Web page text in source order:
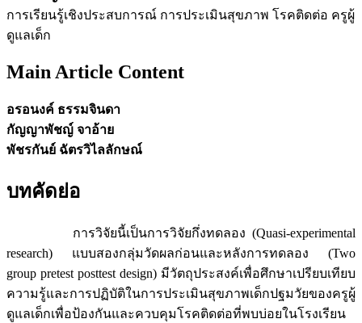
การเรียนรู้เชิงประสบการณ์ การประเมินสุขภาพ โรคติดต่อ ครูผู้
ดูแลเด็ก
Main Article Content
อรอนงค์ ธรรมจินดา
กัญญาพัชญ์ จาอ้าย
พัชรกันย์ ฉัตรวิไลลักษณ์
บทคัดย่อ
การวิจัยนี้เป็นการวิจัยกึ่งทดลอง (Quasi-experimental
research) แบบสองกลุ่มวัดผลก่อนและหลังการทดลอง (Two
group pretest posttest design) มีวัตถุประสงค์เพื่อศึกษาเปรียบเทียบ
ความรู้และการปฏิบัติในการประเมินสุขภาพเด็กปฐมวัยของครูผู้
ดูแลเด็กเพื่อป้องกันและควบคุมโรคติดต่อที่พบบ่อยในโรงเรียน